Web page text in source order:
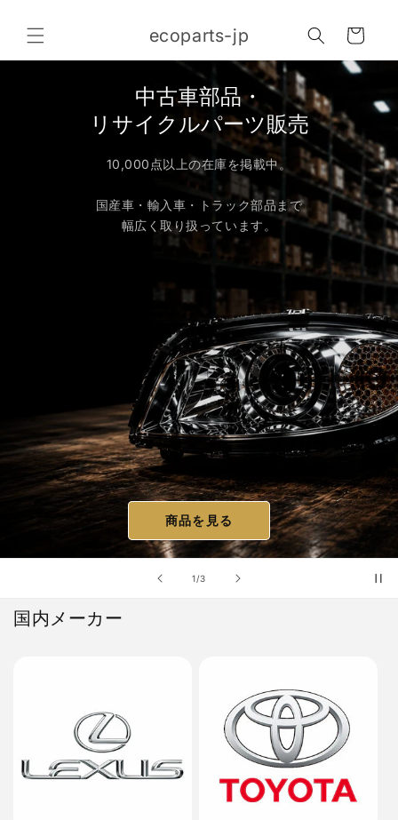
進む
ecoparts-jp
ー
ト
1/の
3
中古車部品・
リサイクルパーツ販売
10,000点以上の在庫を掲載中。
国産車・輸入車・トラック部品まで
幅広く取り扱っています。
商品を見る
国内メーカー